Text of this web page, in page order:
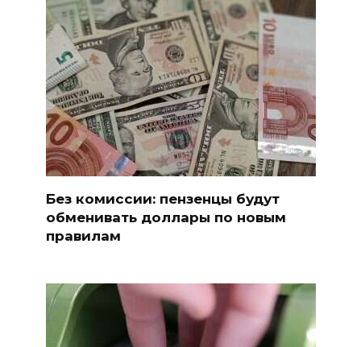
Без комиссии: пензенцы будут
обменивать доллары по новым
правилам